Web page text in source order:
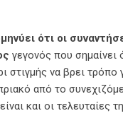
ότι οι
γεγονός που σημαίνει
στιγμής να βρει τρόπο
από το
και οι τελευταίες